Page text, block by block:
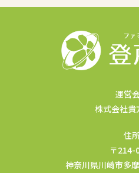
運営
株式会社貴
住
〒214-
神奈川県川崎市多